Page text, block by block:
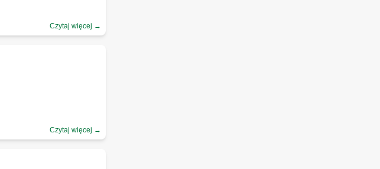
Czytaj więcej →
Czytaj więcej →